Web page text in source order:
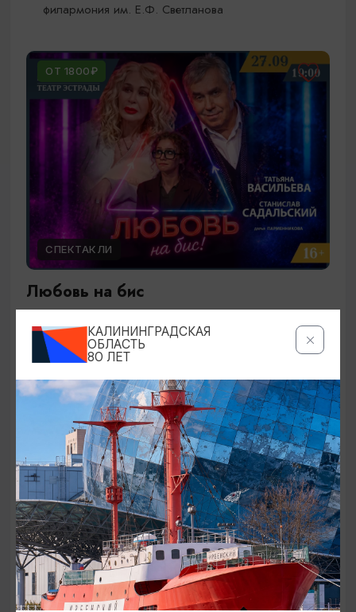
филармония им. Е.Ф. Светланова
ОТ 1800₽
СПЕКТАКЛИ
Любовь на бис
27.09.2026 19:00
Калининград, Калининградский театр эстрады
ОТ 1500₽
КОНЦЕРТЫ
КАЛИНИНГРАДСКАЯ
ОБЛАСТЬ
80 ЛЕТ